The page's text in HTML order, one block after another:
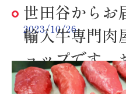
世田谷からお
輸入牛専門肉
ョップです。
か？
2023/10/26